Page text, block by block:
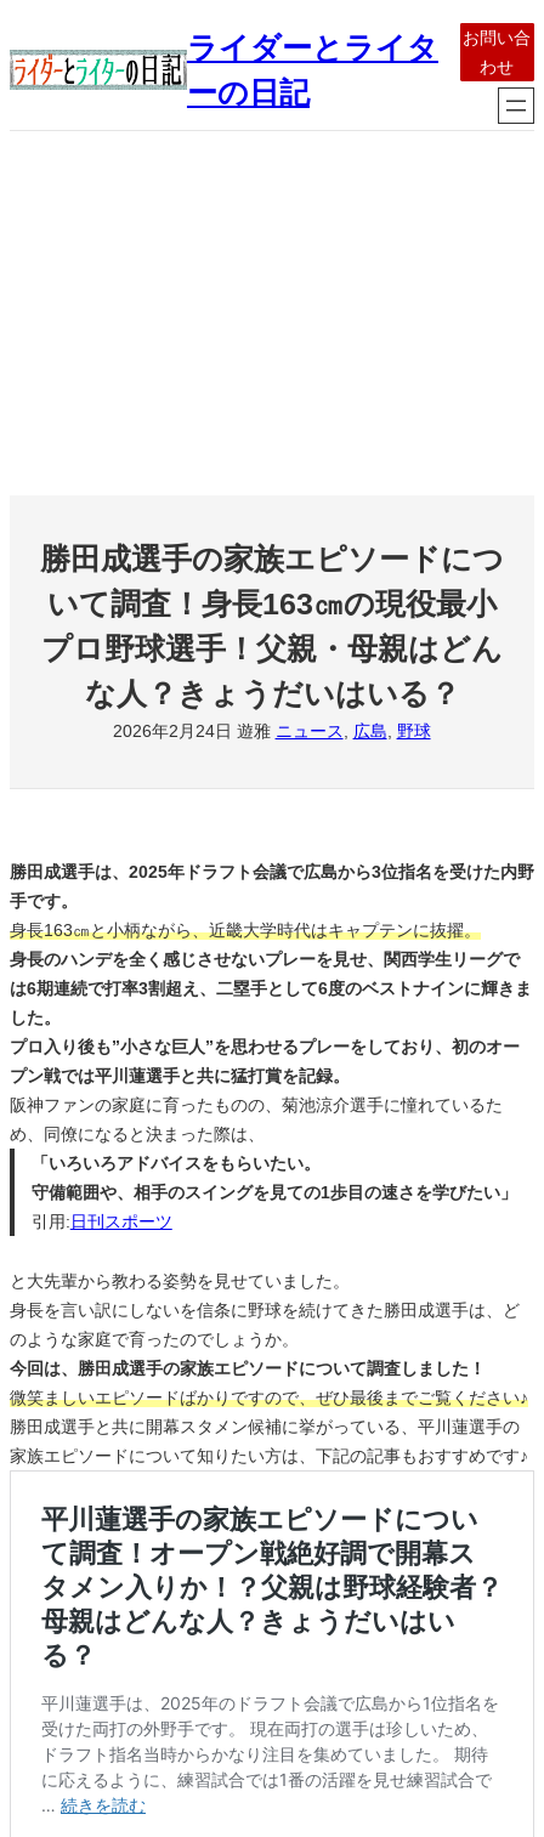
容
を
ライダーとライタ
ーの日記
お問い合
わせ
勝田成選手の家族エピソードにつ
いて調査！身長163㎝の現役最小
プロ野球選手！父親・母親はどん
な人？きょうだいはいる？
2026年2月24日 遊雅 ニュース, 広島, 野球
勝田成選手は、2025年ドラフト会議で広島から3位指名を受けた内野
手です。
身長163㎝と小柄ながら、近畿大学時代はキャプテンに抜擢。
身長のハンデを全く感じさせないプレーを見せ、関西学生リーグで
は6期連続で打率3割超え、二塁手として6度のベストナインに輝きま
した。
プロ入り後も”小さな巨人”を思わせるプレーをしており、初のオー
プン戦では平川蓮選手と共に猛打賞を記録。
阪神ファンの家庭に育ったものの、菊池涼介選手に憧れているた
め、同僚になると決まった際は、
「いろいろアドバイスをもらいたい。
守備範囲や、相手のスイングを見ての1歩目の速さを学びたい」
引用:日刊スポーツ
と大先輩から教わる姿勢を見せていました。
身長を言い訳にしないを信条に野球を続けてきた勝田成選手は、ど
のような家庭で育ったのでしょうか。
今回は、勝田成選手の家族エピソードについて調査しました！
微笑ましいエピソードばかりですので、ぜひ最後までご覧ください♪
勝田成選手と共に開幕スタメン候補に挙がっている、平川蓮選手の
家族エピソードについて知りたい方は、下記の記事もおすすめです♪